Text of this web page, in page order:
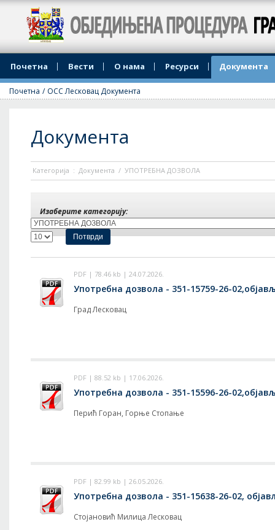
Јединствени Шалетер града Лесковца
Почетна Вести О нама Ресурси Документа
Почетна / ОСС Лесковац Документа
Документа
Категорија : Документа / УПОТРЕБНА ДОЗВОЛА
Изаберите категорију:
PDF | 78.46 kb | 24.07.2026.
Употребна дозвола - 351-15759-26-
Град Лесковац
PDF | 88.52 kb | 17.06.2026.
Употребна дозвола - 351-15596-26-
Перић Горан, Горње Стопање
PDF | 82.99 kb | 26.05.2026.
Употребна дозвола - 351-15638-26-02,
Стојановић Милица Лесковац